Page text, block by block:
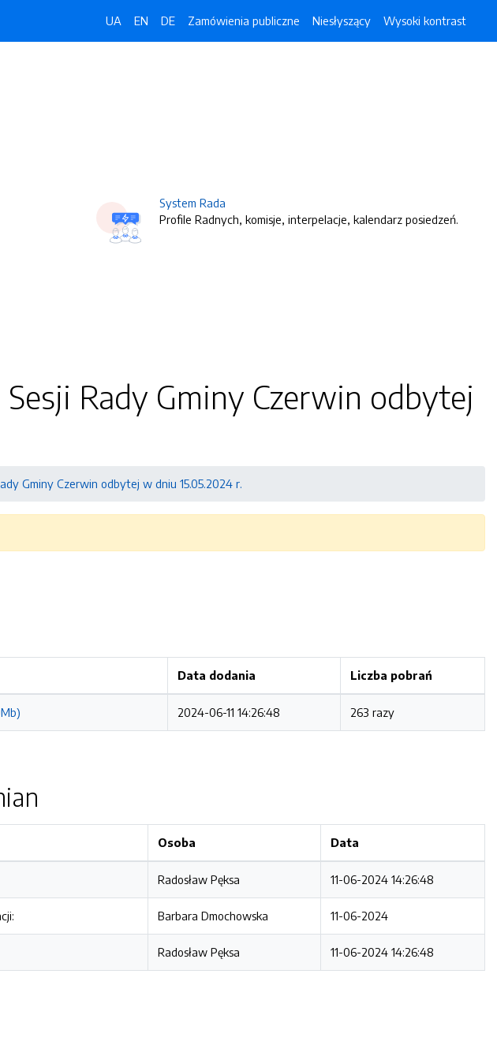
UA EN DE Zamówienia publiczne Niesłyszący Wysoki kontrast
System Rada
Profile Radnych, komisje, interpelacje, kalendarz posiedzeń.
Rady Gminy Czerwin odbytej
Gminy Czerwin odbytej w dniu 15.05.2024 r.
Data dodania Liczba pobrań
2024-06-11 14:26:48 263 razy
Osoba Data
Radosław Pęksa 11-06-2024 14:26:48
Barbara Dmochowska 11-06-2024
Radosław Pęksa 11-06-2024 14:26:48